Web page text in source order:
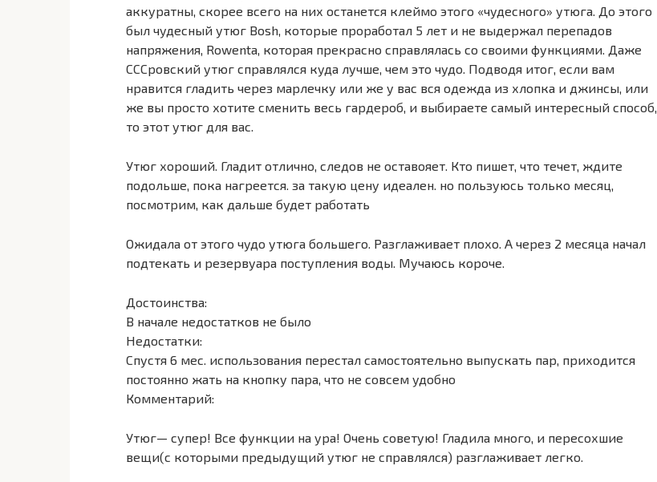
аккуратны, скорее всего на них останется клеймо этого «чудесного» утюга. До этого
был чудесный утюг Bosh, которые проработал 5 лет и не выдержал перепадов
напряжения, Rowenta, которая прекрасно справлялась со своими функциями. Даже
СССровский утюг справлялся куда лучше, чем это чудо. Подводя итог, если вам
нравится гладить через марлечку или же у вас вся одежда из хлопка и джинсы, или
же вы просто хотите сменить весь гардероб, и выбираете самый интересный способ,
то этот утюг для вас.
Утюг хороший. Гладит отлично, следов не оставояет. Кто пишет, что течет, ждите
подольше, пока нагреется. за такую цену идеален. но пользуюсь только месяц,
посмотрим, как дальше будет работать
Ожидала от этого чудо утюга большего. Разглаживает плохо. А через 2 месяца начал
подтекать и резервуара поступления воды. Мучаюсь короче.
Достоинства:
В начале недостатков не было
Недостатки:
Спустя 6 мес. использования перестал самостоятельно выпускать пар, приходится
постоянно жать на кнопку пара, что не совсем удобно
Комментарий:
Утюг— супер! Все функции на ура! Очень советую! Гладила много, и пересохшие
вещи(с которыми предыдущий утюг не справлялся) разглаживает легко.